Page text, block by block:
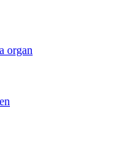
organ